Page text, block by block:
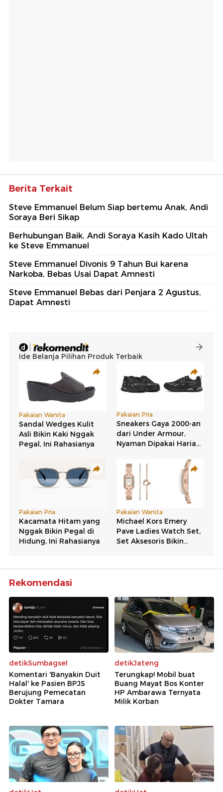
Berita Terkait
Steve Emmanuel Belum Siap bertemu Anak, Andi
Soraya Beri Sikap
Berhubungan Baik, Andi Soraya Kasih Kado Ultah
ke Steve Emmanuel
Steve Emmanuel Divonis 9 Tahun Bui karena
Narkoba, Bebas Usai Dapat Amnesti
Steve Emmanuel Bebas dari Penjara 2 Agustus,
Dapat Amnesti
Rekomendasi
detikSumbagsel
Komentari 'Banyakin Duit
Halal' ke Pasien BPJS
Berujung Pemecatan
Dokter Tamara
detikJateng
Terungkap! Mobil buat
Buang Mayat Bos Konter
HP Ambarawa Ternyata
Milik Korban